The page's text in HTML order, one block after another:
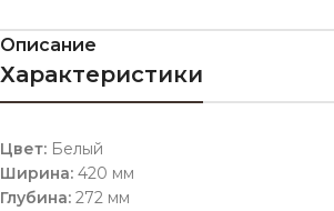
Описание
Характеристики
Цвет: Белый
Ширина: 420 мм
Глубина: 272 мм